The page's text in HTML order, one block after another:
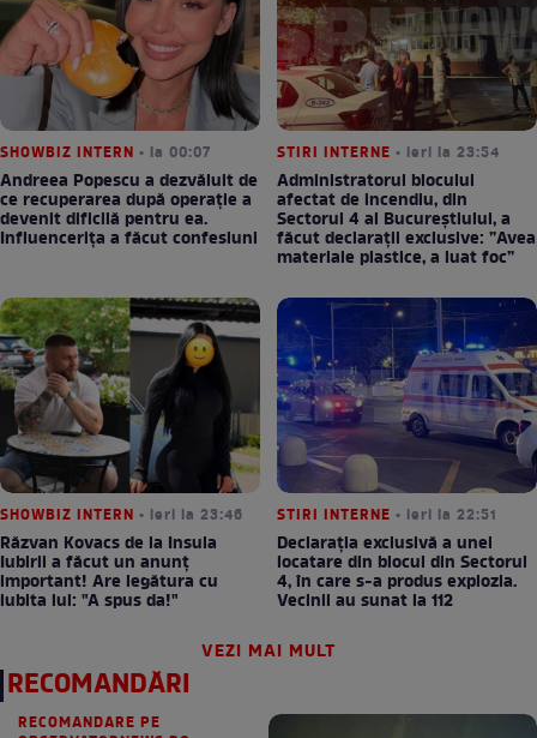
SHOWBIZ INTERN • la 00:07
Andreea Popescu a dezvăluit de
ce recuperarea după operație a
devenit dificilă pentru ea.
Influencerița a făcut confesiuni
STIRI INTERNE • ieri la 23:54
Administratorul blocului
afectat de incendiu, din
Sectorul 4 al Bucureștiului, a
făcut declarații exclusive: ”Avea
materiale plastice, a luat foc”
SHOWBIZ INTERN • ieri la 23:46
Răzvan Kovacs de la Insula
Iubirii a făcut un anunț
important! Are legătura cu
iubita lui: "A spus da!"
STIRI INTERNE • ieri la 22:51
Declarația exclusivă a unei
locatare din blocul din Sectorul
4, în care s-a produs explozia.
Vecinii au sunat la 112
VEZI MAI MULT
RECOMANDĂRI
RECOMANDARE PE